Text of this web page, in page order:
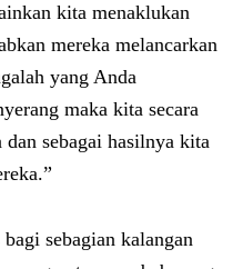
kita menaklukan
mereka melancarkan
yang Anda
maka kita secara
dan sebagai hasilnya kita
sebagian kalangan